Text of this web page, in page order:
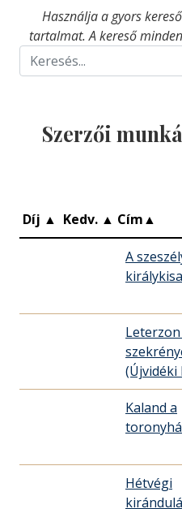
Használja a gyors
tartalmat. A kereső
Szerzői
Díj ▲ Kedv. ▲ Cím▲
A
(Újvidéki
Kaland a
Hétvégi